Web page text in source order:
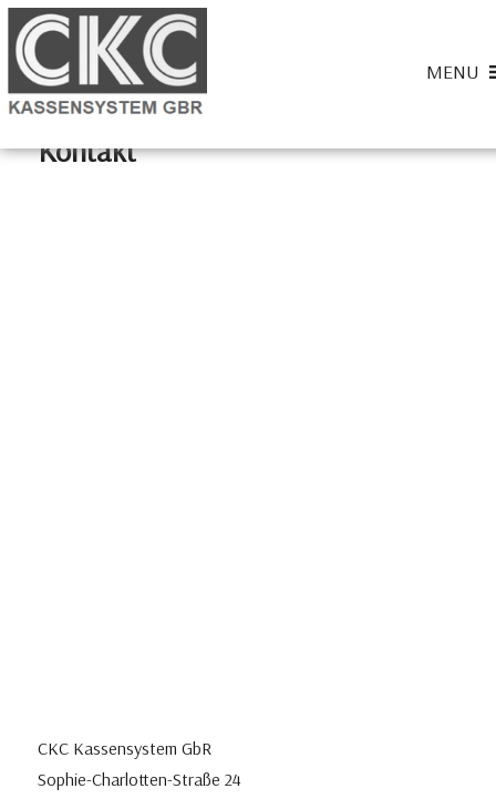
CKC-Kassensysteme
MENU
Home» Kontakt
Kontakt
CKC Kassensystem GbR
Sophie-Charlotten-Straße 24